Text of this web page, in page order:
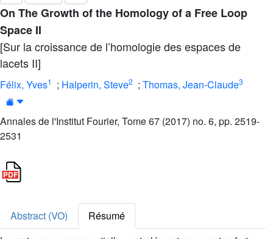
On The Growth of the Homology of a Free Loop
Space II
[Sur la croissance de l’homologie des espaces de
lacets II]
Félix, Yves1 ; Halperin, Steve2 ; Thomas, Jean-Claude3
Annales de l'Institut Fourier, Tome 67 (2017) no. 6, pp. 2519-
2531
Abstract (VO)
Résumé